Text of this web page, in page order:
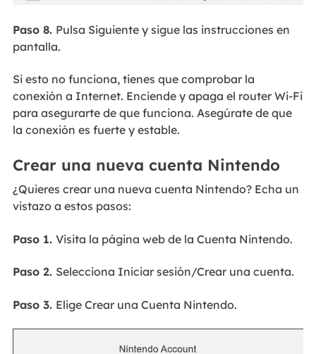
Paso 8. Pulsa Siguiente y sigue las instrucciones en
pantalla.
Si esto no funciona, tienes que comprobar la
conexión a Internet. Enciende y apaga el router Wi-Fi
para asegurarte de que funciona. Asegúrate de que
la conexión es fuerte y estable.
Crear una nueva cuenta Nintendo
¿Quieres crear una nueva cuenta Nintendo? Echa un
vistazo a estos pasos:
Paso 1. Visita la página web de la Cuenta Nintendo.
Paso 2. Selecciona Iniciar sesión/Crear una cuenta.
Paso 3. Elige Crear una Cuenta Nintendo.